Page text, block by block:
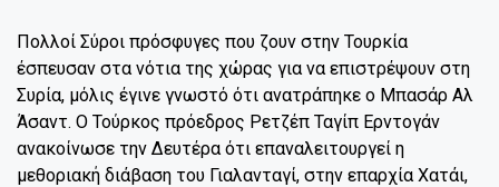
Πολλοί Σύροι πρόσφυγες που ζουν στην Τουρκία
έσπευσαν στα νότια της χώρας για να επιστρέψουν στη
Συρία, μόλις έγινε γνωστό ότι ανατράπηκε ο Μπασάρ Αλ
Άσαντ. Ο Τούρκος πρόεδρος Ρετζέπ Ταγίπ Ερντογάν
ανακοίνωσε την Δευτέρα ότι επαναλειτουργεί η
μεθοριακή διάβαση του Γιαλανταγί, στην επαρχία Χατάι,